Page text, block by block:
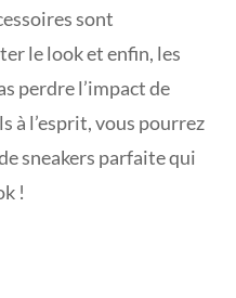
sont
le look et enfin, les
perdre l’impact de
à l’esprit, vous pourrez
sneakers parfaite qui
!